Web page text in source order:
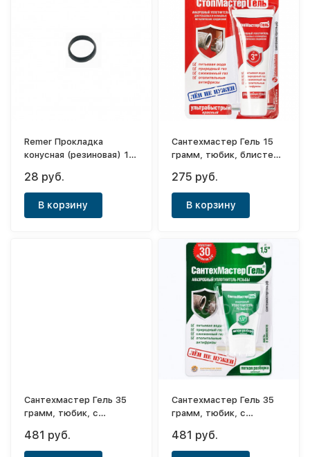
Remer Прокладка
конусная (резиновая) 1
28 руб.
В корзину
Сантехмастер Гель 15
грамм, тюбик, блистер
275 руб.
В корзину
Сантехмастер Гель 35
грамм, тюбик, с
481 руб.
Сантехмастер Гель 35
грамм, тюбик, с
481 руб.